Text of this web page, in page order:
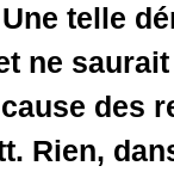
partisane
remise